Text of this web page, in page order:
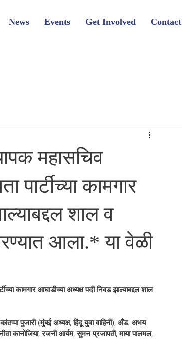
News Events Get Involved Contact
महासचिव
पार्टीच्या कामगार
शाल व
आला.* या वेळी
कामगार आघाडीच्या अध्यक्ष पदी निवड झाल्याबद्दल शाल
पुजारी (मुंबई अध्यक्ष, हिंदू युवा वाहिनी), अँड. अभय
कानोजिया, रजनी आर्यम, सुमन प्रजापती, माया पालमल,